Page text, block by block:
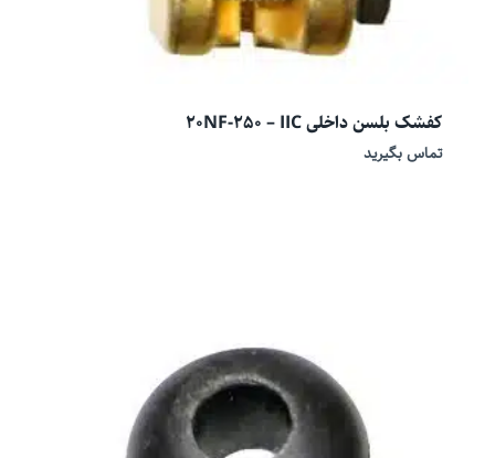
کفشک بلسن داخلی 20NF-250 – IIC
تماس بگیرید